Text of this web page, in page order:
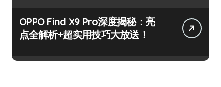
OPPO Find X9 Pro深度揭秘：亮
点全解析+超实用技巧大放送！